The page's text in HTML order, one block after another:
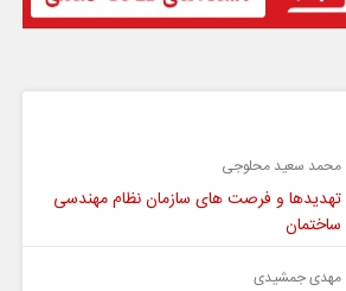
محمد سعید محلوجی
تهدیدها و فرصت های سازمان نظام مهندسی
ساختمان
مهدی جمشیدی